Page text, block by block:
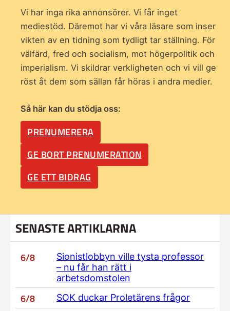
Vi har inga rika annonsörer. Vi får inget
mediestöd. Däremot har vi våra läsare som inser
vikten av en tidning som tydligt tar ställning. För
välfärd, fred och socialism, mot högerpolitik och
imperialism. Vi skildrar verkligheten och vi vill ge
röst åt dem som sällan får höras i andra medier.
Så här kan du stödja oss:
PRENUMERERA
GE BORT PRENUMERATION
GE ETT BIDRAG
SENASTE ARTIKLARNA
6/8
Sionistlobbyn ville tysta professor
– nu får han rätt i
arbetsdomstolen
6/8 SOK duckar Proletärens frågor